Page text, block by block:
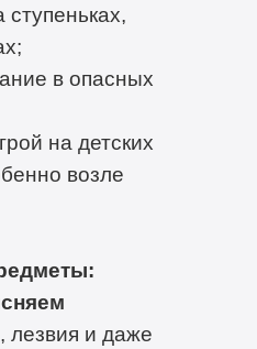
в опасных
на детских
возле
и даже